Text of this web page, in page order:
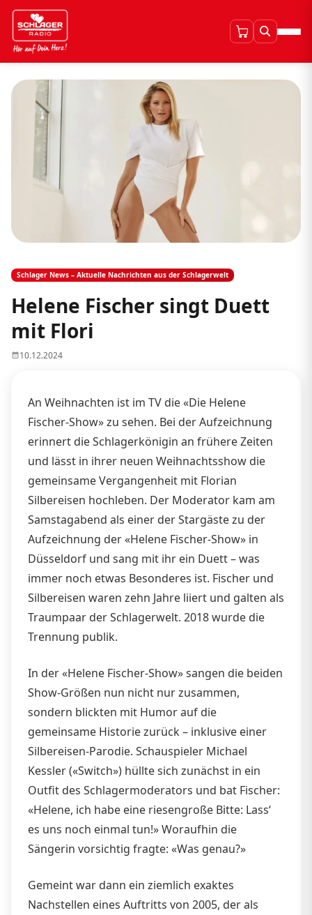
Schlager News – Aktuelle Nachrichten aus der Schlagerwelt
Helene Fischer singt Duett
mit Flori
10.12.2024
An Weihnachten ist im TV die «Die Helene
Fischer-Show» zu sehen. Bei der Aufzeichnung
erinnert die Schlagerkönigin an frühere Zeiten
und lässt in ihrer neuen Weihnachtsshow die
gemeinsame Vergangenheit mit Florian
Silbereisen hochleben. Der Moderator kam am
Samstagabend als einer der Stargäste zu der
Aufzeichnung der «Helene Fischer-Show» in
Düsseldorf und sang mit ihr ein Duett – was
immer noch etwas Besonderes ist. Fischer und
Silbereisen waren zehn Jahre liiert und galten als
Traumpaar der Schlagerwelt. 2018 wurde die
Trennung publik.
In der «Helene Fischer-Show» sangen die beiden
Show-Größen nun nicht nur zusammen,
sondern blickten mit Humor auf die
gemeinsame Historie zurück – inklusive einer
Silbereisen-Parodie. Schauspieler Michael
Kessler («Switch») hüllte sich zunächst in ein
Outfit des Schlagermoderators und bat Fischer:
«Helene, ich habe eine riesengroße Bitte: Lass‘
es uns noch einmal tun!» Woraufhin die
Sängerin vorsichtig fragte: «Was genau?»
Gemeint war dann ein ziemlich exaktes
Nachstellen eines Auftritts von 2005, der als